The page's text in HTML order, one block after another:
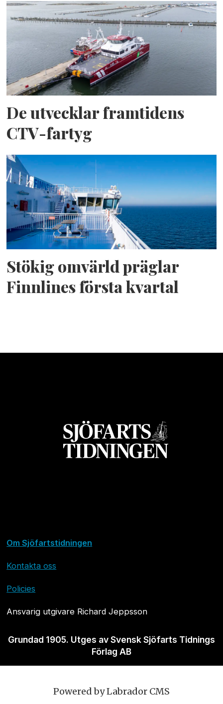
De utvecklar framtidens
CTV-fartyg
Stökig omvärld präglar
Finnlines första kvartal
Om Sjöfartstidningen
Kontakta oss
Policies
Ansvarig utgivare Richard Jeppsson
Grundad 1905. Utges av Svensk Sjöfarts Tidnings
Förlag AB
Powered by Labrador CMS